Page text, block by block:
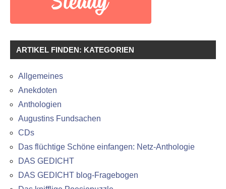
ARTIKEL FINDEN: KATEGORIEN
Allgemeines
Anekdoten
Anthologien
Augustins Fundsachen
CDs
Das flüchtige Schöne einfangen: Netz-Anthologie
DAS GEDICHT
DAS GEDICHT blog-Fragebogen